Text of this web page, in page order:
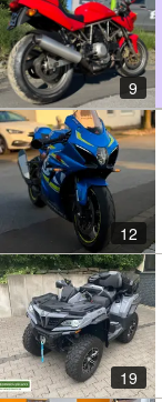
9
12
19